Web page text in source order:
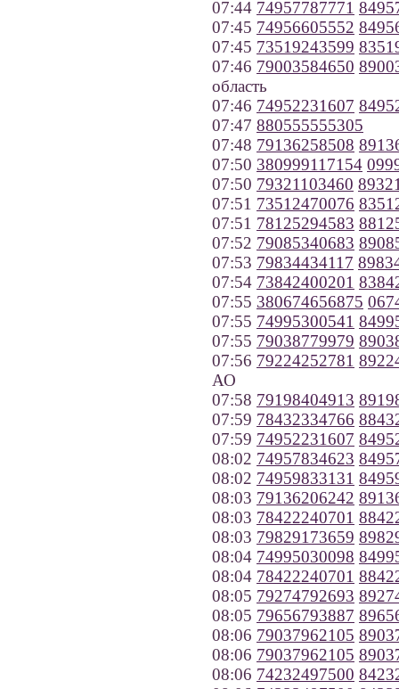
07:44 74957787771
07:45 74956605552
07:45 73519243599
07:46 79003584650
область
07:46 74952231607
07:47 880555555305
07:48 79136258508
07:50 380999117154
07:50 79321103460
07:51 73512470076
07:51 78125294583
07:52 79085340683
07:53 79834434117
07:54 73842400201
07:55 380674656875
07:55 74995300541
07:55 79038779979
07:56 79224252781
АО
07:58 79198404913
07:59 78432334766
07:59 74952231607
08:02 74957834623
08:02 74959833131
08:03 79136206242
08:03 78422240701
08:03 79829173659
08:04 74995030098
08:04 78422240701
08:05 79274792693
08:05 79656793887
08:06 79037962105
08:06 79037962105
08:06 74232497500